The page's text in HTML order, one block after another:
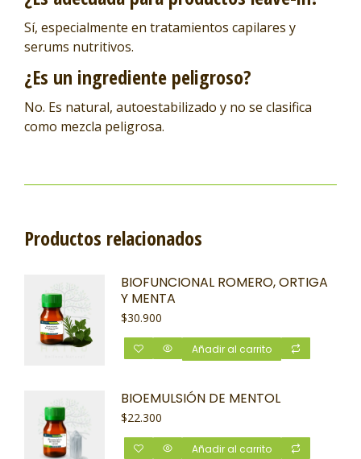
Sí, especialmente en tratamientos capilares y
serums nutritivos.
¿Es un ingrediente peligroso?
No. Es natural, autoestabilizado y no se clasifica
como mezcla peligrosa.
Productos relacionados
BIOFUNCIONAL ROMERO, ORTIGA
Y MENTA
$30.900
Añadir al carrito
BIOEMULSIÓN DE MENTOL
$22.300
Añadir al carrito